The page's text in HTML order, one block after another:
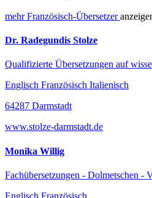
mehrFranzösisch-Übersetzer
Dr. Radegundis Stolze
Qualifizierte Übersetzungen auf
Englisch Französisch Italienisch
64287 Darmstadt
www.stolze-darmstadt.de
Monika Willig
Fachübersetzungen - Dolmetschen -
Englisch Französisch